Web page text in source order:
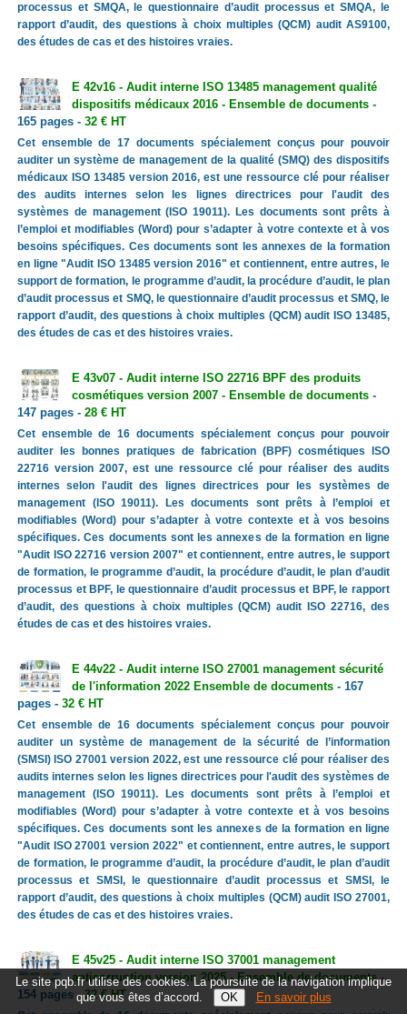
processus et SMQA, le questionnaire d’audit processus et SMQA, le
rapport d’audit, des questions à choix multiples (QCM) audit AS9100,
des études de cas et des histoires vraies.
E 42v16 - Audit interne ISO 13485 management qualité
dispositifs médicaux 2016 - Ensemble de documents-
165 pages - 32 € HT
Cet ensemble de 17 documents spécialement conçus pour pouvoir
auditer un système de management de la qualité (SMQ) des dispositifs
médicaux ISO 13485 version 2016, est une ressource clé pour réaliser
des audits internes selon les lignes directrices pour l'audit des
systèmes de management (ISO 19011). Les documents sont prêts à
l’emploi et modifiables (Word) pour s’adapter à votre contexte et à vos
besoins spécifiques. Ces documents sont les annexes de la formation
en ligne "Audit ISO 13485 version 2016" et contiennent, entre autres, le
support de formation, le programme d’audit, la procédure d’audit, le plan
d’audit processus et SMQ, le questionnaire d’audit processus et SMQ, le
rapport d’audit, des questions à choix multiples (QCM) audit ISO 13485,
des études de cas et des histoires vraies.
E 43v07 - Audit interne ISO 22716 BPF des produits
cosmétiques version 2007 - Ensemble de documents-
147 pages - 28 € HT
Cet ensemble de 16 documents spécialement conçus pour pouvoir
auditer les bonnes pratiques de fabrication (BPF) cosmétiques ISO
22716 version 2007, est une ressource clé pour réaliser des audits
internes selon l'audit des lignes directrices pour les systèmes de
management (ISO 19011). Les documents sont prêts à l’emploi et
modifiables (Word) pour s’adapter à votre contexte et à vos besoins
spécifiques. Ces documents sont les annexes de la formation en ligne
"Audit ISO 22716 version 2007" et contiennent, entre autres, le support
de formation, le programme d’audit, la procédure d’audit, le plan d’audit
processus et BPF, le questionnaire d’audit processus et BPF, le rapport
d’audit, des questions à choix multiples (QCM) audit ISO 22716, des
études de cas et des histoires vraies.
E 44v22 - Audit interne ISO 27001 management sécurité
de l'information 2022 Ensemble de documents- 167
pages - 32 € HT
Cet ensemble de 16 documents spécialement conçus pour pouvoir
auditer un système de management de la sécurité de l’information
(SMSI) ISO 27001 version 2022, est une ressource clé pour réaliser des
audits internes selon les lignes directrices pour l'audit des systèmes de
management (ISO 19011). Les documents sont prêts à l’emploi et
modifiables (Word) pour s’adapter à votre contexte et à vos besoins
spécifiques. Ces documents sont les annexes de la formation en ligne
"Audit ISO 27001 version 2022" et contiennent, entre autres, le support
de formation, le programme d’audit, la procédure d’audit, le plan d’audit
processus et SMSI, le questionnaire d’audit processus et SMSI, le
rapport d’audit, des questions à choix multiples (QCM) audit ISO 27001,
des études de cas et des histoires vraies.
E 45v25 - Audit interne ISO 37001 management
anticorruption version 2025 - Ensemble de documents-
154 pages -32 € HT
Le site pqb.fr utilise des cookies. La poursuite de la navigation implique
que vous êtes d’accord.
En savoir plus